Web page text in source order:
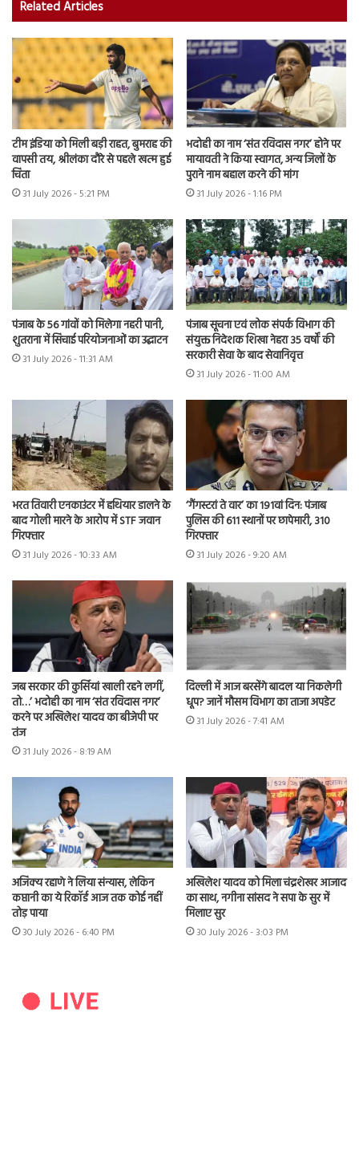
Related Articles
टीम इंडिया को मिली बड़ी राहत, बुमराह की
वापसी तय, श्रीलंका दौरे से पहले खत्म हुई
चिंता
31 July 2026 - 5:21 PM
भदोही का नाम ‘संत रविदास नगर’ होने पर
मायावती ने किया स्वागत, अन्य जिलों के
पुराने नाम बहाल करने की मांग
31 July 2026 - 1:16 PM
पंजाब के 56 गांवों को मिलेगा नहरी पानी,
शुतराना में सिंचाई परियोजनाओं का उद्घाटन
31 July 2026 - 11:31 AM
पंजाब सूचना एवं लोक संपर्क विभाग की
संयुक्त निदेशक शिखा नेहरा 35 वर्षों की
सरकारी सेवा के बाद सेवानिवृत्त
31 July 2026 - 11:00 AM
भरत तिवारी एनकाउंटर में हथियार डालने के
बाद गोली मारने के आरोप में STF जवान
गिरफ्तार
31 July 2026 - 10:33 AM
‘गैंगस्टरां ते वार’ का 191वां दिन: पंजाब
पुलिस की 611 स्थानों पर छापेमारी, 310
गिरफ्तार
31 July 2026 - 9:20 AM
जब सरकार की कुर्सियां खाली रहने लगीं,
तो…’ भदोही का नाम ‘संत रविदास नगर’
करने पर अखिलेश यादव का बीजेपी पर
तंज
31 July 2026 - 8:19 AM
दिल्ली में आज बरसेंगे बादल या निकलेगी
धूप? जानें मौसम विभाग का ताजा अपडेट
31 July 2026 - 7:41 AM
अजिंक्य रहाणे ने लिया संन्यास, लेकिन
कप्तानी का ये रिकॉर्ड आज तक कोई नहीं
तोड़ पाया
30 July 2026 - 6:40 PM
अखिलेश यादव को मिला चंद्रशेखर आजाद
का साथ, नगीना सांसद ने सपा के सुर में
मिलाए सुर
30 July 2026 - 3:03 PM